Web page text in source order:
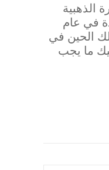
الذهبية
في عام
الحين في
ما يجب